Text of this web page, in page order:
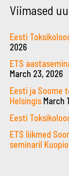
Viimased
Eesti
2026
ETS
March 23, 2026
Eesti ja Soome
Helsingis March
Eesti
ETS liikmed
seminaril